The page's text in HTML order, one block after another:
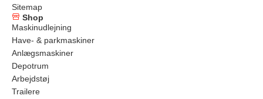
Sitemap
Shop
Maskinudlejning
Have- & parkmaskiner
Anlægsmaskiner
Depotrum
Arbejdstøj
Trailere